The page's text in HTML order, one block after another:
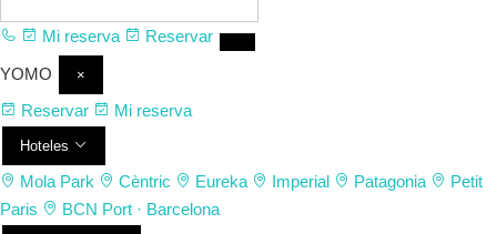
Mi reserva
Reservar
YOMO
×
Reservar Mi reserva
Hoteles
Mola Park Cèntric Eureka Imperial Patagonia
Petit
Paris
BCN Port · Barcelona